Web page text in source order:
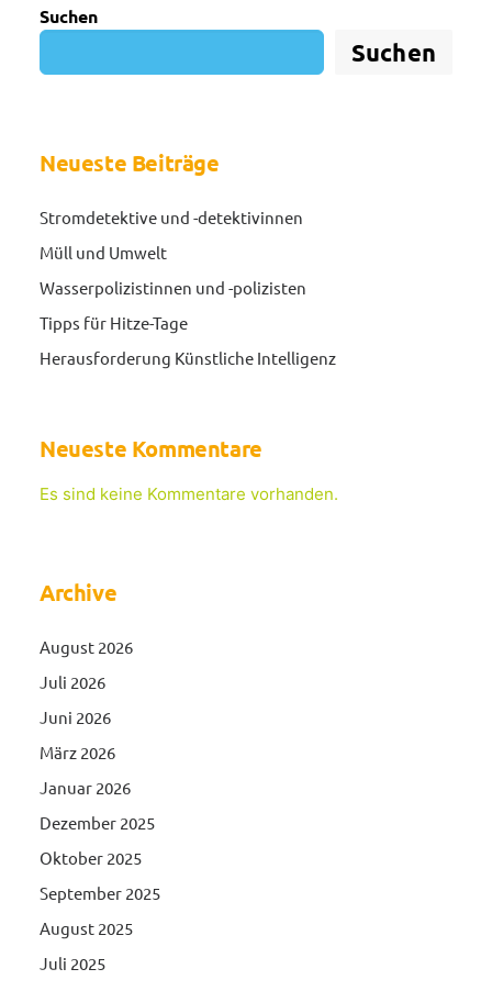
Suchen
Suchen
Neueste Beiträge
Stromdetektive und -detektivinnen
Müll und Umwelt
Wasserpolizistinnen und -polizisten
Tipps für Hitze-Tage
Herausforderung Künstliche Intelligenz
Neueste Kommentare
Es sind keine Kommentare vorhanden.
Archive
August 2026
Juli 2026
Juni 2026
März 2026
Januar 2026
Dezember 2025
Oktober 2025
September 2025
August 2025
Juli 2025